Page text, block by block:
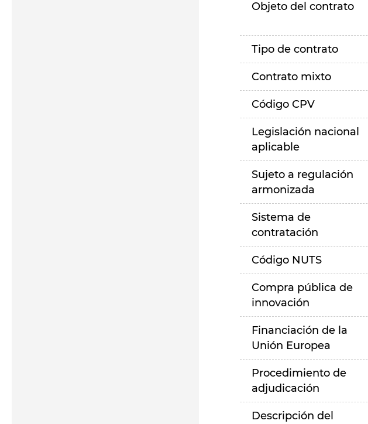
Objeto del contrato
Tipo de contrato
Contrato mixto
Código CPV
Legislación nacional
aplicable
Sujeto a regulación
armonizada
Sistema de
contratación
Código NUTS
Compra pública de
innovación
Financiación de la
Unión Europea
Procedimiento de
adjudicación
Descripción del